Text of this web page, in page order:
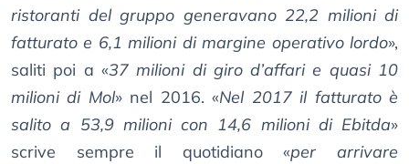
ristoranti del gruppo generavano 22,2 milioni di
fatturato e 6,1 milioni di margine operativo lordo»,
saliti poi a «37 milioni di giro d’affari e quasi 10
milioni di Mol» nel 2016. «Nel 2017 il fatturato è
salito a 53,9 milioni con 14,6 milioni di Ebitda»
scrive sempre il quotidiano «per arrivare